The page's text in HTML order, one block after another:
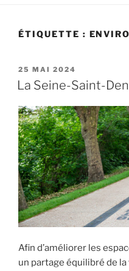
ÉTIQUETTE :
PUBLIÉ
LE
25 MAI 2024
La Seine-Saint-
Afin d’améliorer les
un partage équilibré de